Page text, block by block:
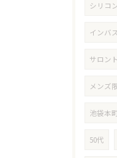
シリコ
インバ
サロン
メンズ
池袋本
50代